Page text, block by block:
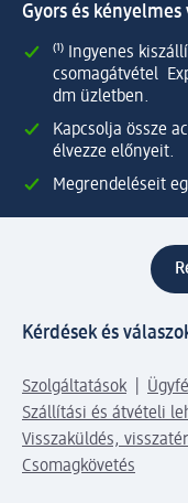
Gyors és
⁽¹⁾ Ingyenes
csomagátvétel
dm üzletben.
Kapcsolja össze
élvezze előnyeit.
Megrendeléseit
Kérdések és
Szolgáltatások
Szállítási és átvételi
Visszaküldés,
Csomagkövetés